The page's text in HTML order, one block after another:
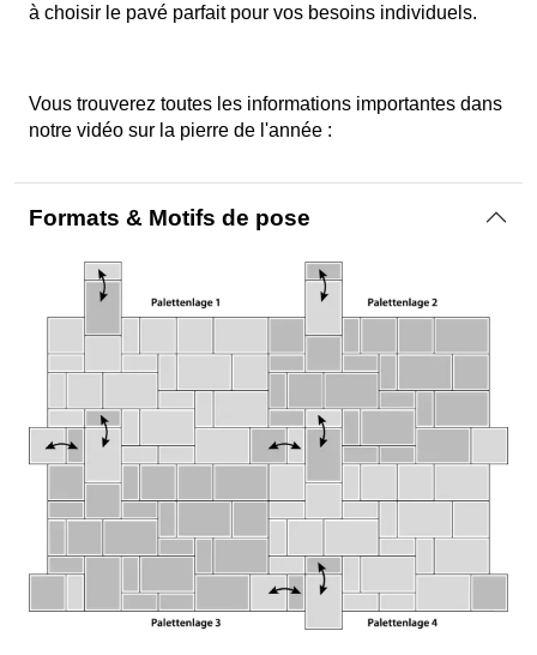
à choisir le pavé parfait pour vos besoins individuels.
Vous trouverez toutes les informations importantes dans
notre vidéo sur la pierre de l'année :
Formats & Motifs de pose